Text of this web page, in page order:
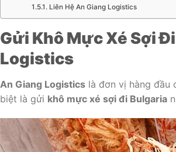
Liên Hệ An Giang Logistics
Gửi Khô Mực Xé Sợi
Logistics
An Giang Logistics là đơn vị hàng đầu
biệt là gửi khô mực xé sợi đi Bulgaria